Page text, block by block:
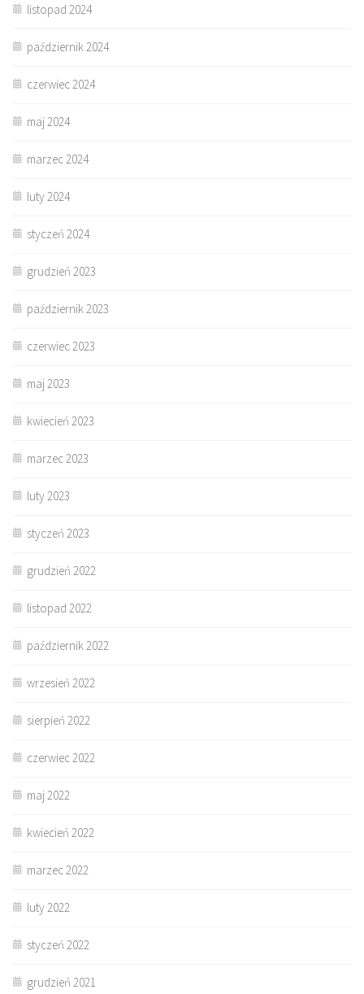
listopad 2024
październik 2024
czerwiec 2024
maj 2024
marzec 2024
luty 2024
styczeń 2024
grudzień 2023
październik 2023
czerwiec 2023
maj 2023
kwiecień 2023
marzec 2023
luty 2023
styczeń 2023
grudzień 2022
listopad 2022
październik 2022
wrzesień 2022
sierpień 2022
czerwiec 2022
maj 2022
kwiecień 2022
marzec 2022
luty 2022
styczeń 2022
grudzień 2021